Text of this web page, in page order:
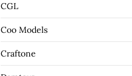
CGL
Coo Models
Craftone